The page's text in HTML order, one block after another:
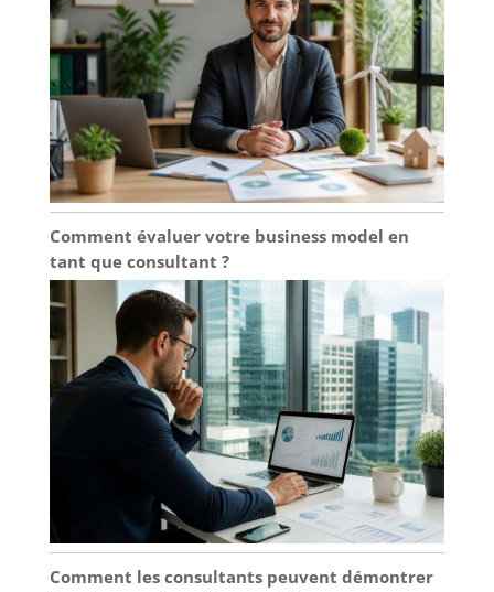
facilement, sans y passer
trop de temps ni
dépenser trop d’énergie
– vous profitez vite de
votre nouveau bureau
assis-debout
Comment évaluer votre business model en
tant que consultant ?
Comment les consultants peuvent démontrer